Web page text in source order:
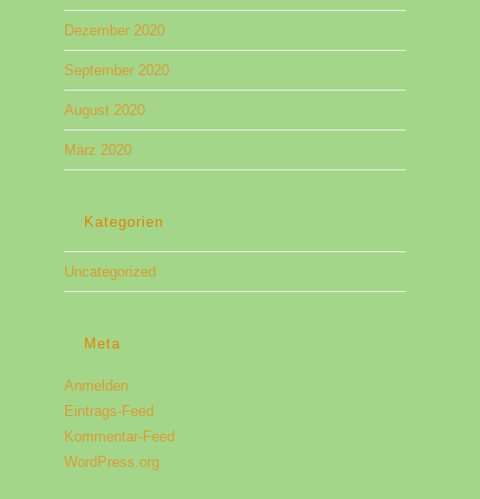
Dezember 2020
September 2020
August 2020
März 2020
Kategorien
Uncategorized
Meta
Anmelden
Eintrags-Feed
Kommentar-Feed
WordPress.org